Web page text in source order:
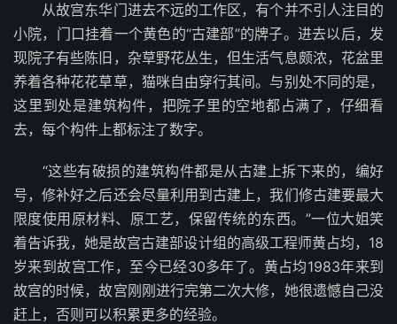
从故宫东华门进去不远的工作区，有个并不引人注目的
小院，门口挂着一个黄色的“古建部”的牌子。进去以后，发
现院子有些陈旧，杂草野花丛生，但生活气息颇浓，花盆里
养着各种花花草草，猫咪自由穿行其间。与别处不同的是，
这里到处是建筑构件，把院子里的空地都占满了，仔细看
去，每个构件上都标注了数字。
“这些有破损的建筑构件都是从古建上拆下来的，编好
号，修补好之后还会尽量利用到古建上，我们修古建要最大
限度使用原材料、原工艺，保留传统的东西。”一位大姐笑
着告诉我，她是故宫古建部设计组的高级工程师黄占均，18
岁来到故宫工作，至今已经30多年了。黄占均1983年来到
故宫的时候，故宫刚刚进行完第二次大修，她很遗憾自己没
赶上，否则可以积累更多的经验。